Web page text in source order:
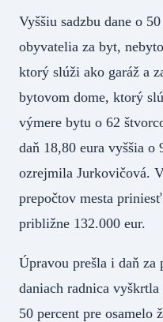
Vyššiu sadzbu dane o
obyvatelia za byt,
ktorý slúži ako garáž a
bytovom dome, ktorý
výmere bytu o 62
daň 18,80 eura vyššia o
ozrejmila Jurkovičová.
prepočtov mesta
približne 132.000
Úpravou prešla i daň
daniach radnica
50 percent pre osamelo